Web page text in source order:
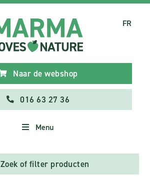
Naar de webshop
016 63 27 36
Menu
FR
Zoek of filter producten